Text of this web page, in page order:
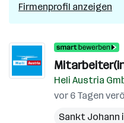
Firmenprofil anzeigen
Heli Austria
vor 6 Tagen
Sankt Johann